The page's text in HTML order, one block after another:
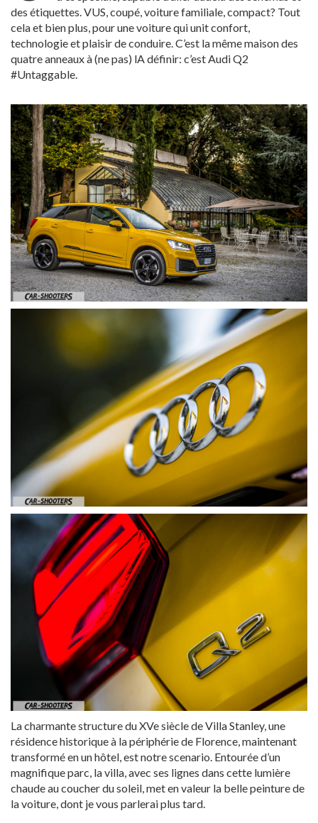
des étiquettes. VUS, coupé, voiture familiale, compact? Tout
cela et bien plus, pour une voiture qui unit confort,
technologie et plaisir de conduire. C’est la même maison des
quatre anneaux à (ne pas) lA définir: c’est Audi Q2
#Untaggable.
La charmante structure du XVe siècle de Villa Stanley, une
résidence historique à la périphérie de Florence, maintenant
transformé en un hôtel, est notre scenario. Entourée d’un
magnifique parc, la villa, avec ses lignes dans cette lumière
chaude au coucher du soleil, met en valeur la belle peinture de
la voiture, dont je vous parlerai plus tard.